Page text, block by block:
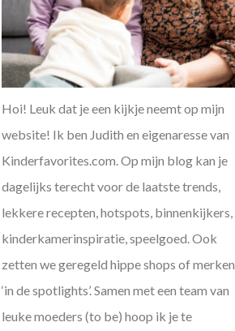
Hoi! Leuk dat je een kijkje neemt op mijn
website! Ik ben Judith en eigenaresse van
Kinderfavorites.com. Op mijn blog kan je
dagelijks terecht voor de laatste trends,
lekkere recepten, hotspots, binnenkijkers,
kinderkamerinspiratie, speelgoed. Ook
zetten we geregeld hippe shops of merken
‘in de spotlights’. Samen met een team van
leuke moeders (to be) hoop ik je te